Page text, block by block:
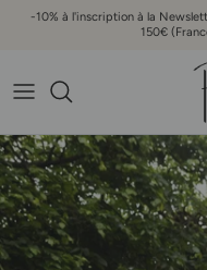
Aller au contenu
-10% à l'inscription à la
150€
Passer aux informations